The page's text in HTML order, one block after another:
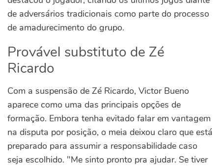
de adversários tradicionais como parte do processo
de amadurecimento do grupo.
Provável substituto de Zé
Ricardo
Com a suspensão de Zé Ricardo, Victor Bueno
aparece como uma das principais opções de
formação. Embora tenha evitado falar em vantagem
na disputa por posição, o meia deixou claro que está
preparado para assumir a responsabilidade caso
seja escolhido. "Me sinto pronto pra ajudar. Se tiver